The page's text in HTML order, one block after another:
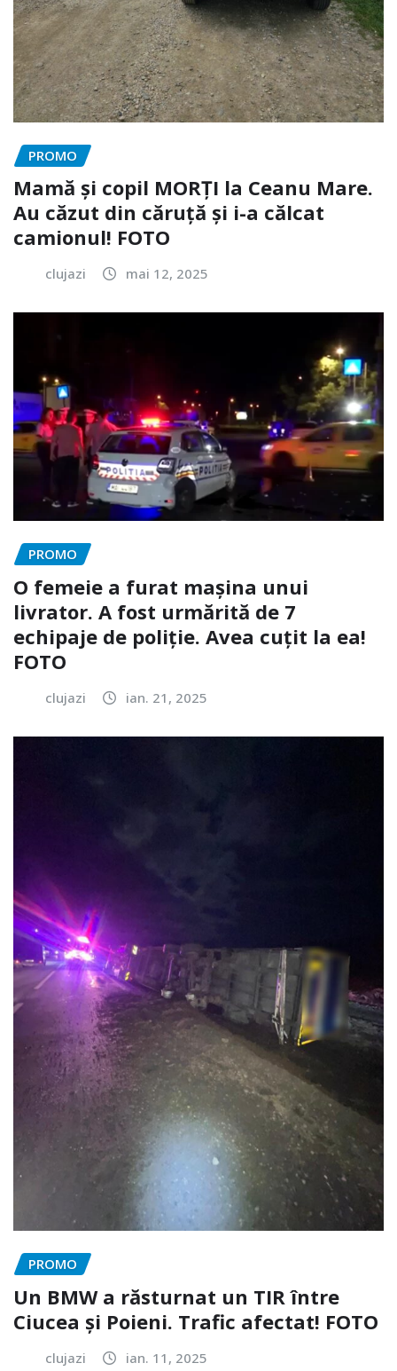
PROMO
Mamă și copil MORȚI la Ceanu Mare.
Au căzut din căruță și i-a călcat
camionul! FOTO
clujazi mai 12, 2025
PROMO
O femeie a furat mașina unui
livrator. A fost urmărită de 7
echipaje de poliție. Avea cuțit la ea!
FOTO
clujazi ian. 21, 2025
PROMO
Un BMW a răsturnat un TIR între
Ciucea și Poieni. Trafic afectat! FOTO
clujazi ian. 11, 2025